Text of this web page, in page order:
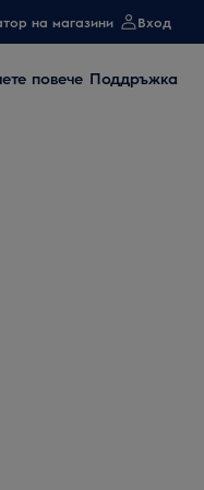
на магазини Вход
повече Поддръжка